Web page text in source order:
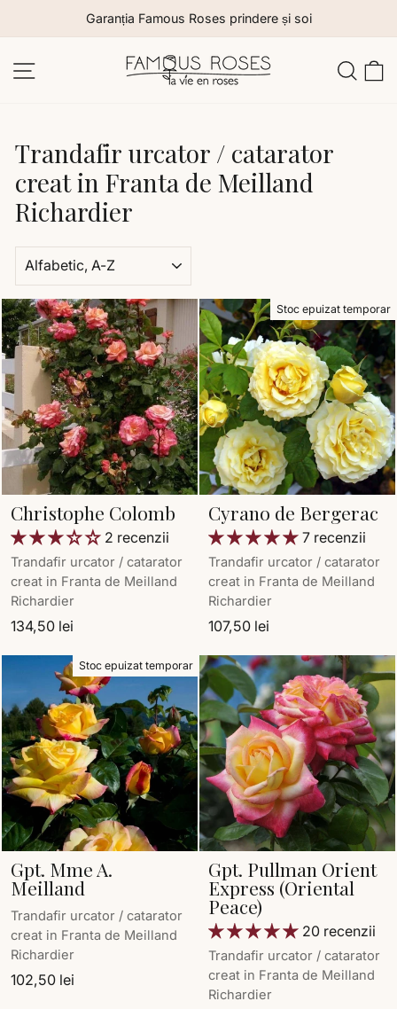
la
conținut
Garanția Famous Roses prindere și soi
Navigare site
Trandafir urcator / catarator
creat in Franta de Meilland
Richardier
Christophe Colomb
2 recenzii
Trandafir urcator / catarator
creat in Franta de Meilland
Richardier
134,50 lei
Stoc epuizat temporar
Cyrano de Bergerac
7 recenzii
Trandafir urcator / catarator
creat in Franta de Meilland
Richardier
107,50 lei
Stoc epuizat temporar
Gpt. Mme A.
Meilland
Trandafir urcator / catarator
creat in Franta de Meilland
Richardier
102,50 lei
Gpt. Pullman Orient
Express (Oriental
Peace)
20 recenzii
Trandafir urcator / catarator
creat in Franta de Meilland
Richardier